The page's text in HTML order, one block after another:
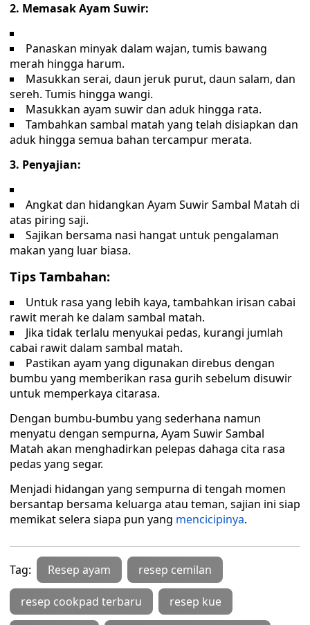
2. Memasak Ayam Suwir:
Panaskan minyak dalam wajan, tumis bawang
merah hingga harum.
Masukkan serai, daun jeruk purut, daun salam, dan
sereh. Tumis hingga wangi.
Masukkan ayam suwir dan aduk hingga rata.
Tambahkan sambal matah yang telah disiapkan dan
aduk hingga semua bahan tercampur merata.
3. Penyajian:
Angkat dan hidangkan Ayam Suwir Sambal Matah di
atas piring saji.
Sajikan bersama nasi hangat untuk pengalaman
makan yang luar biasa.
Tips Tambahan:
Untuk rasa yang lebih kaya, tambahkan irisan cabai
rawit merah ke dalam sambal matah.
Jika tidak terlalu menyukai pedas, kurangi jumlah
cabai rawit dalam sambal matah.
Pastikan ayam yang digunakan direbus dengan
bumbu yang memberikan rasa gurih sebelum disuwir
untuk memperkaya citarasa.
Dengan bumbu-bumbu yang sederhana namun
menyatu dengan sempurna, Ayam Suwir Sambal
Matah akan menghadirkan pelepas dahaga cita rasa
pedas yang segar.
Menjadi hidangan yang sempurna di tengah momen
bersantap bersama keluarga atau teman, sajian ini siap
memikat selera siapa pun yang mencicipinya.
Tag: Resep ayam resep cemilan
resep cookpad terbaru resep kue